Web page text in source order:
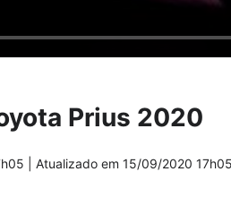
Prius 2020
| Atualizado em 15/09/2020